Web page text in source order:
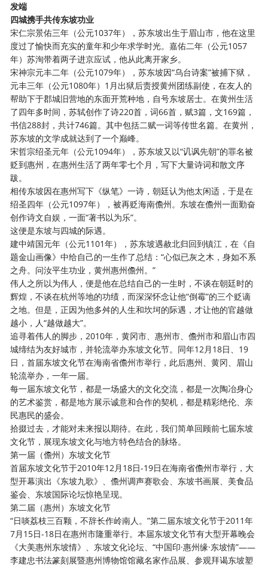
发端
四城携手共传东坡功业
宋仁宗景佑三年（公元1037年），苏东坡出生于眉山市，他在这里
度过了愉快而充实的童年和少年求学时光。嘉佑二年（公元1057
年）苏洵带着两子进京应试，他从此离开家乡。
宋神宗元丰二年（公元1079年），苏东坡因“乌台诗案”被捕下狱，
元丰三年（公元1080年）1月出狱后责授黄州团练副使，在友人的
帮助下于郡城旧营地的东面开荒种地，自号东坡居士。在黄州生活
了四年多时间，苏轼创作了诗220首，词66首，赋3篇，文169篇，
书信288封，共计746篇。其中包括二赋一词等传世名篇。在黄州，
苏东坡的文学成就达到了一个巅峰。
宋哲宗绍圣元年（公元1094年），苏东坡又以“讥讽先朝”的罪名被
贬到惠州，在惠州生活了两年零七个月，写下大量诗词和散文序
跋。
相传东坡因在惠州写下《纵笔》一诗，朝廷认为他太闲适，于是在
绍圣四年（公元1097年），被再贬海南儋州。东坡在儋州一面勤奋
创作诗文自娱，一面“著书以为乐”。
这便是东坡与四城的际遇。
建中靖国元年（公元1101年），苏东坡遇赦北归回到镇江，在《自
题金山画像》中给自己的一生作了总结：“心似已灰之木，身如不系
之舟。问汝平生功业，黄州惠州儋州。”
伟人之所以为伟人，便是他在总结自己的一生时，不谈在朝廷时的
辉煌，不谈在杭州等地的功绩，而深深怀念让他“倒霉”的三个贬谪
之地。但是，正因为他多舛的人生和坎坷的际遇，才让他的官越做
越小，人“越做越大”。
追寻着伟人的脚步，2010年，黄冈市、惠州市、儋州市和眉山市四
城缔结为友好城市，并轮流举办东坡文化节。同年12月18日、19
日，首届东坡文化节在海南省儋州市举行，此后惠州、黄冈、眉山
轮流举办，一年一届。
每一届东坡文化节，都是一场盛大的文化交流，都是一次陶冶身心
的艺术鉴赏，都是地方展示诚意和合作的契机，都是精彩绝伦、亲
民惠民的盛会。
拾掇过去，才能对未来报以期待。在此，我们简单回顾前七届东坡
文化节，展现东坡文化与地方特色结合的脉络。
第一届（儋州）东坡文化节
首届东坡文化节于2010年12月18日-19日在海南省儋州市举行，大
型开幕演出《东坡九歌》、儋州调声赛歌会、东坡书画展、美食品
鉴会、东坡国际论坛惊艳呈现。
第二届（惠州）东坡文化节
“日啖荔枝三百颗，不辞长作岭南人。”第二届东坡文化节于2011年
7月15日-18日在惠州市隆重举行。本届东坡文化节有大型开幕晚会
《大美惠州东坡情》、东坡文化论坛、“中国印·惠州缘·东坡情”——
李建忠书法篆刻展暨惠州博物馆馆藏名家作品展、参观拜谒东坡塑